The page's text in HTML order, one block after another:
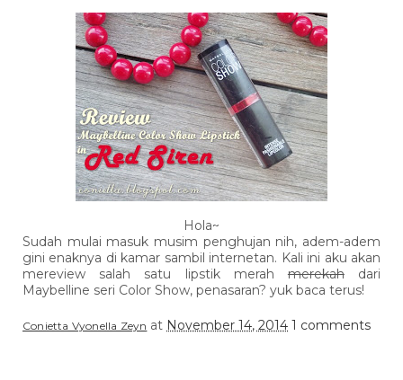
Hola~
Sudah mulai masuk musim penghujan nih, adem-adem
gini enaknya di kamar sambil internetan. Kali ini aku akan
mereview salah satu lipstik merahmerekahdari
Maybelline seri Color Show, penasaran? yuk baca terus!
Conietta Vyonella Zeyn at November 14, 2014 1 comments